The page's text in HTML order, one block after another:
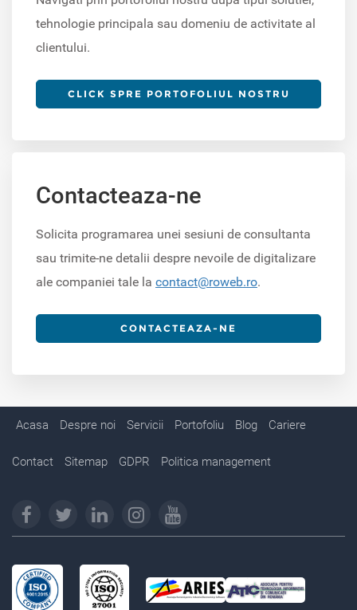
tehnologie principala sau domeniu de activitate al
clientului.
CLICK SPRE PORTOFOLIUL NOSTRU
Contacteaza-ne
Solicita programarea unei sesiuni de consultanta
sau trimite-ne detalii despre nevoile de digitalizare
ale companiei tale la contact@roweb.ro.
CONTACTEAZA-NE
Acasa Despre noi Servicii Portofoliu Blog Cariere
Contact Sitemap GDPR Politica management